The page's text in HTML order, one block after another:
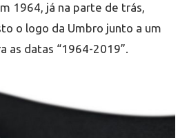
1964, já na parte de trás,
o logo da Umbro junto a um
as datas “1964-2019”.